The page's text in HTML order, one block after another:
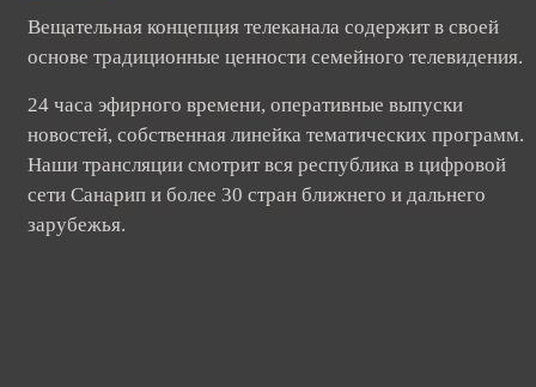
Вещательная концепция телеканала содержит в своей
основе традиционные ценности семейного телевидения.
24 часа эфирного времени, оперативные выпуски
новостей, собственная линейка тематических программ.
Наши трансляции смотрит вся республика в цифровой
сети Санарип и более 30 стран ближнего и дальнего
зарубежья.